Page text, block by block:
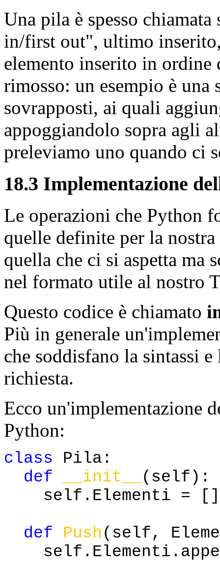
Una pila è spesso
in/first out", ultimo
elemento inserito in ordine
rimosso: un esempio è
sovrapposti, ai quali
appoggiandolo sopra agli
preleviamo uno quando ci
18.3 Implementazione
Le operazioni che Python
quelle definite per la
quella che ci si aspetta ma
nel formato utile al nostro
Questo codice è chiamato
Più in generale
che soddisfano la sintassi
richiesta.
Ecco un'implementazione
Python:
class Pila:
def
__init__
(self):
self.Elementi = []
def
Push (self,